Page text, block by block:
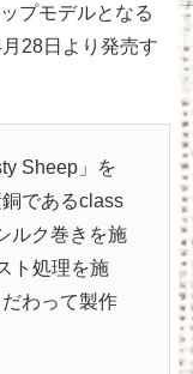
プモデルとなる
28日より発売す
Sheep」を
であるclass
ルク巻きを施
ト処理を施
わって製作